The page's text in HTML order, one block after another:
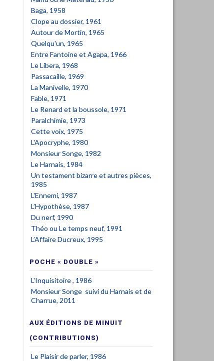
Baga, 1958
Clope au dossier, 1961
Autour de Mortin, 1965
Quelqu'un, 1965
Entre Fantoine et Agapa, 1966
Le Libera, 1968
Passacaille, 1969
La Manivelle, 1970
Fable, 1971
Le Renard et la boussole, 1971
Paralchimie, 1973
Cette voix, 1975
L'Apocryphe, 1980
Monsieur Songe, 1982
Le Harnais, 1984
Un testament bizarre et autres pièces,
1985
L'Ennemi, 1987
L’Hypothèse, 1987
Du nerf, 1990
Théo ou Le temps neuf, 1991
L’Affaire Ducreux, 1995
POCHE « DOUBLE »
L'Inquisitoire , 1986
Monsieur Songe suivi du Harnais et de
Charrue, 2011
AUX ÉDITIONS DE MINUIT
(CONTRIBUTIONS)
Le Plaisir de parler, 1986